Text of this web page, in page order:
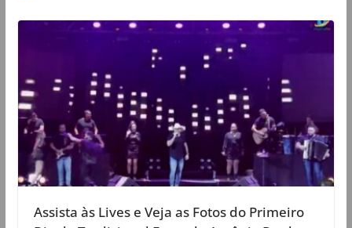
Assista às Lives e Veja as Fotos do Primeiro